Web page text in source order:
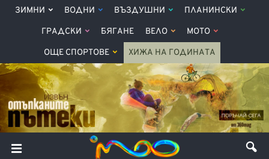
ЗИМНИ ВОДНИ ВЪЗДУШНИ ПЛАНИНСКИ
ГРАДСКИ БЯГАНЕ ВЕЛО МОТО
ОЩЕ СПОРТОВЕ ХИЖА НА ГОДИНАТА